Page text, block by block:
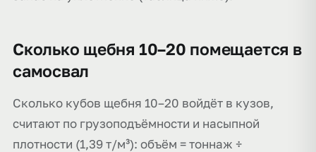
Сколько щебня 10–20 помещается в
самосвал
Сколько кубов щебня 10–20 войдёт в кузов,
считают по грузоподъёмности и насыпной
плотности (1,39 т/м³): объём = тоннаж ÷